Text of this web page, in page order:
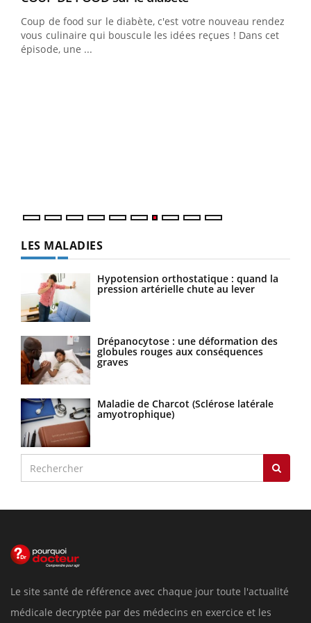
Coup de food sur le diabète, c'est votre nouveau rendez-
vous culinaire qui bouscule les idées reçues ! Dans cet
épisode, une ...
"Les rendez-vous de la santé et de la qualité de vie au
travail" de Pourquoi Docteur reçoivent Régis Blugeon,
DRH et directeur ...
LES MALADIES
Hypotension orthostatique : quand la
pression artérielle chute au lever
Drépanocytose : une déformation des
globules rouges aux conséquences
graves
Maladie de Charcot (Sclérose latérale
amyotrophique)
Le site santé de référence avec chaque jour toute l'actualité
médicale decryptée par des médecins en exercice et les